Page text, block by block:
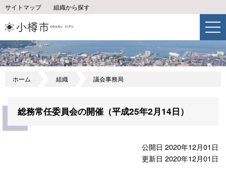
サイトマップ 組織から探す
ホーム 組織 議会事務局
総務常任委員会の開催（平成25年2月14日）
公開日 2020年12月01日
更新日 2020年12月01日